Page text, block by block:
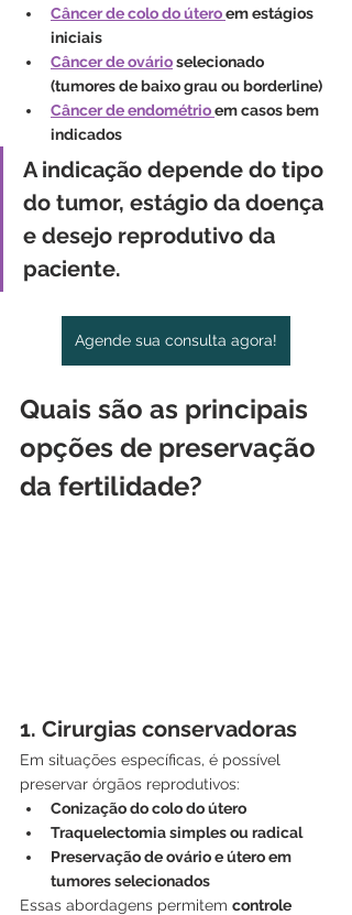
Câncer de colo do útero em estágios
iniciais
Câncer de ovário selecionado
(tumores de baixo grau ou borderline)
Câncer de endométrio em casos bem
indicados
A indicação depende do tipo
do tumor, estágio da doença
e desejo reprodutivo da
paciente.
Agende sua consulta agora!
Quais são as principais
opções de preservação
da fertilidade?
1. Cirurgias conservadoras
Em situações específicas, é possível
preservar órgãos reprodutivos:
Conização do colo do útero
Traquelectomia simples ou radical
Preservação de ovário e útero em
tumores selecionados
Essas abordagens permitem controle